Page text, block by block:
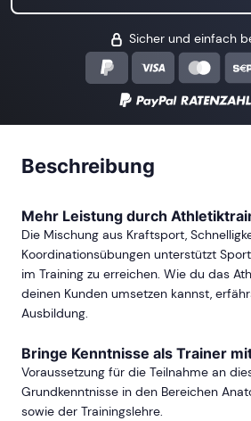
Sicher und einfach
Beschreibung
Mehr Leistung durch
Die Mischung aus Kraftsport,
Koordinationsübungen unterstützt
im Training zu erreichen. Wie du das
deinen Kunden umsetzen kannst,
Ausbildung.
Bringe Kenntnisse als Trainer
Voraussetzung für die Teilnahme an
Grundkenntnisse in den Bereichen
sowie der Trainingslehre.